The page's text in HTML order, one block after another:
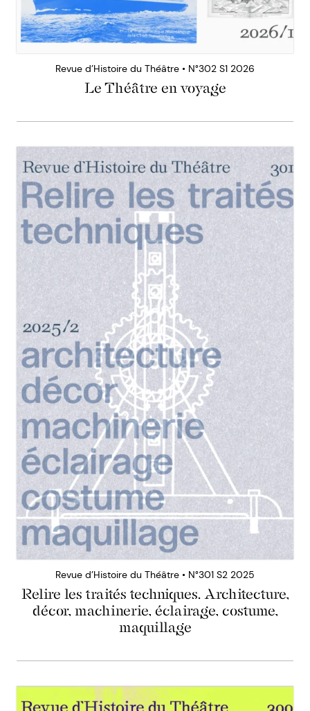
Revue d’Histoire du Théâtre • N°302 S1 2026
Le Théâtre en voyage
Revue d’Histoire du Théâtre • N°301 S2 2025
Relire les traités techniques. Architecture,
décor, machinerie, éclairage, costume,
maquillage